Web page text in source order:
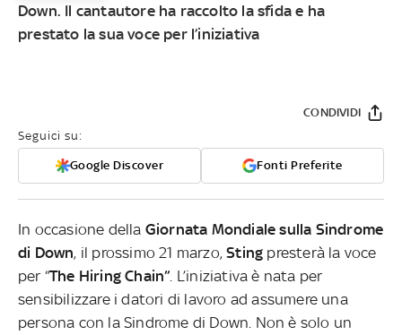
Down. Il cantautore ha raccolto la sfida e ha
prestato la sua voce per l’iniziativa
Seguici su:
Google Discover Fonti Preferite
CONDIVIDI
In occasione della Giornata Mondiale sulla Sindrome
di Down, il prossimo 21 marzo,Sting presterà la voce
per “The Hiring Chain” . L’iniziativa è nata per
sensibilizzare i datori di lavoro ad assumere una
persona con la Sindrome di Down. Non è solo un